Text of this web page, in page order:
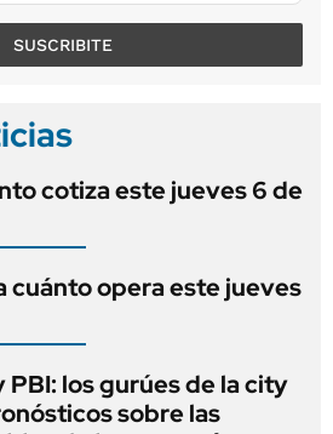
SUSCRIBITE
cotiza este jueves 6 de
cuánto opera este jueves
PBI: los gurúes de la city
sobre las